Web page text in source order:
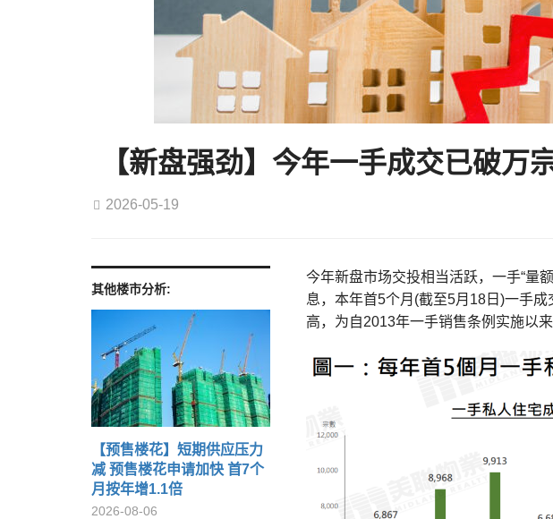
【新盘强劲】今年一手成交已破万
2026-05-19
其他楼市分析:
【预售楼花】短期供应压力
减 预售楼花申请加快 首7个
月按年增1.1倍
2026-08-06
今年新盘市场交投相当活跃，一手“量
息，本年首5个月(截至5月18日)一手
高，为自2013年一手销售条例实施以